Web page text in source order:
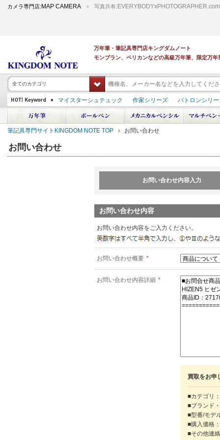
カメラ専門店: MAP CAMERA 写真共有: EVERYBODYxPHOTOGRAPHER.com
万年筆・筆記具専門店キングダムノート
モンブラン、ペリカンなどの高級万年筆、限定万
全てのカテゴリ
マイスターシュテュック 作家シリーズ
パトロンシリ
スーベレーン
PILOT 蒔絵 ダイアミン ボトルインク
中屋万年筆
プラチナ 出雲 キングダムノート別注
アルマンドシモーニクラ
筆記具専門サイトKINGDOM NOTE TOP お問い合わせ
お問い合わせ
お問い合わせ内容入力
お問い合わせ内容
お問い合わせ内容をご入力ください。
お問い合わせ概要 *
お問い合わせ内容詳細 *
買取をお申
■カテゴリ
■ブランド
■型番/モデ
■購入価格：
■その他連